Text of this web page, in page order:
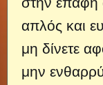
απλός και
μη δίνετε
μην